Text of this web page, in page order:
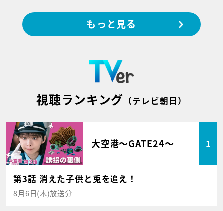
もっと見る
視聴ランキング （テレビ朝日）
大空港～GATE24～ 1
第3話 消えた子供と兎を追え！
8月6日(木)放送分